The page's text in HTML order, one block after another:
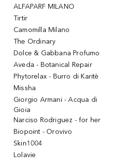
ALFAPARF MILANO
Tirtir
Camomilla Milano
The Ordinary
Dolce & Gabbana Profumo
Aveda - Botanical Repair
Phytorelax - Burro di Karitè
Missha
Giorgio Armani - Acqua di
Gioia
Narciso Rodriguez - for her
Biopoint - Orovivo
Skin1004
Lolavie